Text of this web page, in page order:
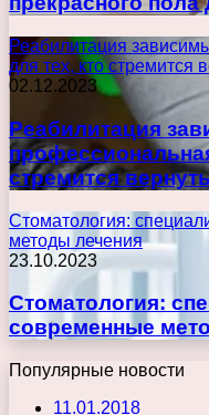
Реабилитация
для тех, кто стремится
02.12.2023
Реабилитация
стремится
Стоматология:
методы лечения
23.10.2023
Стоматология:
современные
Популярные новости
11.01.2018